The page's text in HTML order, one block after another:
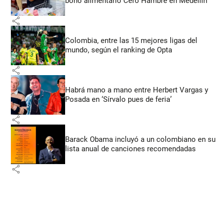
share
Colombia, entre las 15 mejores ligas del
mundo, según el ranking de Opta
share
Habrá mano a mano entre Herbert Vargas y
Posada en ‘Sírvalo pues de feria’
share
Barack Obama incluyó a un colombiano en su
lista anual de canciones recomendadas
share